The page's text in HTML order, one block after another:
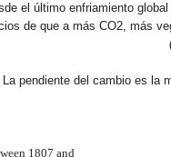
el último enfriamiento
de que a más CO2, más
pendiente del cambio es la
1807 and